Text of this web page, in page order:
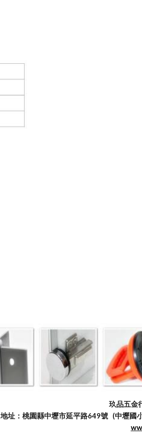
玖品五金
地址：桃園縣中壢市延平路649號 (中壢